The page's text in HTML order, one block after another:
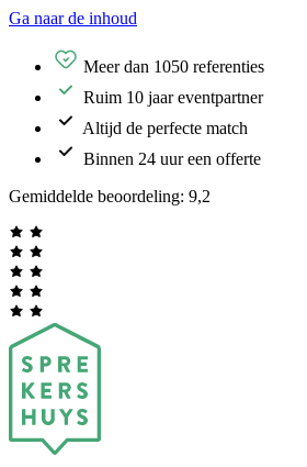
Ga naar de inhoud
Meer dan 1050 referenties
Ruim 10 jaar eventpartner
Altijd de perfecte match
Binnen 24 uur een offerte
Gemiddelde beoordeling: 9,2